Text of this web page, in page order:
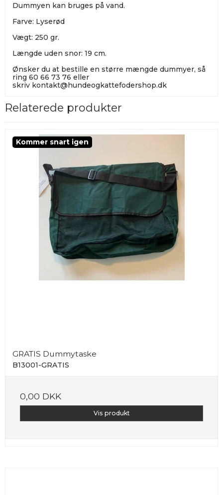
Dummyen kan bruges på vand.
Farve: Lyserød
Vægt: 250 gr.
Længde uden snor: 19 cm.
Ønsker du at bestille en større mængde dummyer, så
ring 60 66 73 76 eller
skriv kontakt@hundeogkattefodershop.dk
Relaterede produkter
Kommer snart igen
GRATIS Dummytaske
B13001-GRATIS
0,00 DKK
Vis produkt